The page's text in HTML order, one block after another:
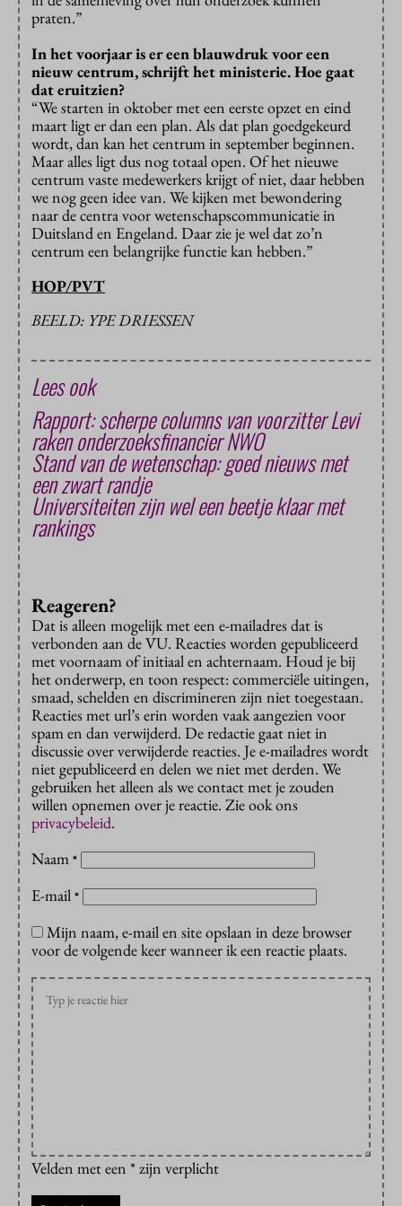
praten.”
In het voorjaar is er een blauwdruk voor een
nieuw centrum, schrijft het ministerie. Hoe gaat
dat eruitzien?
“We starten in oktober met een eerste opzet en eind
maart ligt er dan een plan. Als dat plan goedgekeurd
wordt, dan kan het centrum in september beginnen.
Maar alles ligt dus nog totaal open. Of het nieuwe
centrum vaste medewerkers krijgt of niet, daar hebben
we nog geen idee van. We kijken met bewondering
naar de centra voor wetenschapscommunicatie in
Duitsland en Engeland. Daar zie je wel dat zo’n
centrum een belangrijke functie kan hebben.”
HOP/PVT
BEELD: YPE DRIESSEN
Lees ook
Rapport: scherpe columns van voorzitter Levi
raken onderzoeksfinancier NWO
Stand van de wetenschap: goed nieuws met
een zwart randje
Universiteiten zijn wel een beetje klaar met
rankings
Reageren?
Dat is alleen mogelijk met een e-mailadres dat is
verbonden aan de VU. Reacties worden gepubliceerd
met voornaam of initiaal en achternaam. Houd je bij
het onderwerp, en toon respect: commerciële uitingen,
smaad, schelden en discrimineren zijn niet toegestaan.
Reacties met url’s erin worden vaak aangezien voor
spam en dan verwijderd. De redactie gaat niet in
discussie over verwijderde reacties. Je e-mailadres wordt
niet gepubliceerd en delen we niet met derden. We
gebruiken het alleen als we contact met je zouden
willen opnemen over je reactie. Zie ook ons
privacybeleid.
Naam *
E-mail *
Mijn naam, e-mail en site opslaan in deze browser
voor de volgende keer wanneer ik een reactie plaats.
Velden met een * zijn verplicht